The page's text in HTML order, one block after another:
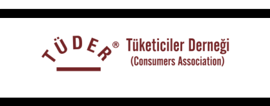
İçeriğe
Tüketiciler
tuketicilerdernegi.org.tr